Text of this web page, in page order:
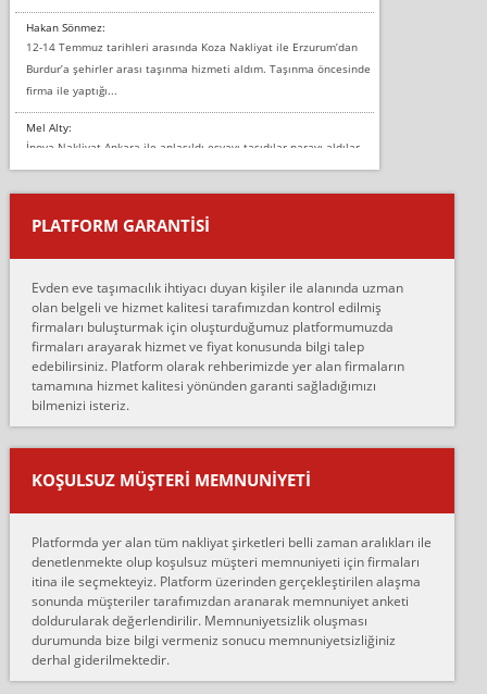
Hakan Sönmez:
12-14 Temmuz tarihleri arasında Koza Nakliyat ile Erzurum’dan
Burdur’a şehirler arası taşınma hizmeti aldım. Taşınma öncesinde
firma ile yaptığı...
Mel Alty:
İnova Nakliyat Ankara ile anlaşıldı eşyayı taşıdılar parayı aldılar.
Salon duvarına bir baktım birisi boydan alüminyum renkli bantı
yapıştırm...
Murat:
çalıştıklarını, müş...
Ahmet:
Lüleburgaz güngünes evden eve naklyat eşyalarımı taşımak için
anlaştık sabah eve geldiklerinde de eşyalarımı düzgün şekilde
sarcaz demelerine r...
mehmet güldü:
Ankara ALİCANLAR NAKLİYAT Tutarsız ve ticari ahlak problemleri
var verdikleri fiyat teklifini arttırdılar. Sonrasında taşıma gününde
oldukça tutarsı...
Ankara Alicanlar naklyat tel 5465524025. 2600 TL'ye ankaradan
Konya ya Alicanlar naklyat la anlaştık bu şahıs evin taşınacağı gün
fiyatın mazoto gele...
Fatih kokmese:
Diyarbakır dan eşyamı getirtmek için anlaştım sözleşme yaptım.
Son anda fiyat artırdılar.. mecburiyetten tasittim.. bu kişiler ağrılı
PLATFORM GARANTİSİ
Evden eve taşımacılık ihtiyacı duyan kişiler ile alanında uzman
olan belgeli ve hizmet kalitesi tarafımızdan kontrol edilmiş
firmaları buluşturmak için oluşturduğumuz platformumuzda
firmaları arayarak hizmet ve fiyat konusunda bilgi talep
edebilirsiniz. Platform olarak rehberimizde yer alan firmaların
tamamına hizmet kalitesi yönünden garanti sağladığımızı
bilmenizi isteriz.
KOŞULSUZ MÜŞTERI MEMNUNIYETI
Platformda yer alan tüm nakliyat şirketleri belli zaman aralıkları ile
denetlenmekte olup koşulsuz müşteri memnuniyeti için firmaları
itina ile seçmekteyiz. Platform üzerinden gerçekleştirilen alaşma
sonunda müşteriler tarafımızdan aranarak memnuniyet anketi
doldurularak değerlendirilir. Memnuniyetsizlik oluşması
durumunda bize bilgi vermeniz sonucu memnuniyetsizliğiniz
derhal giderilmektedir.